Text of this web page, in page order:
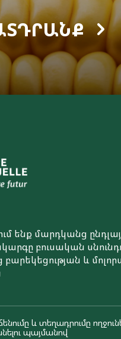
ենք մարդկանց
բուսական
բարեկեցության և
և տեղադրումը
պայմանով